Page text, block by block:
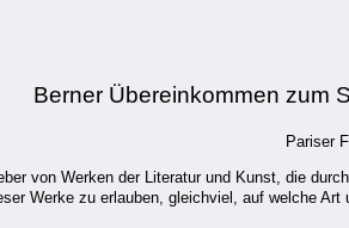
Berner Übereinkommen zum
Pariser
von Werken der Literatur und Kunst, die
Werke zu erlauben, gleichviel, auf welche